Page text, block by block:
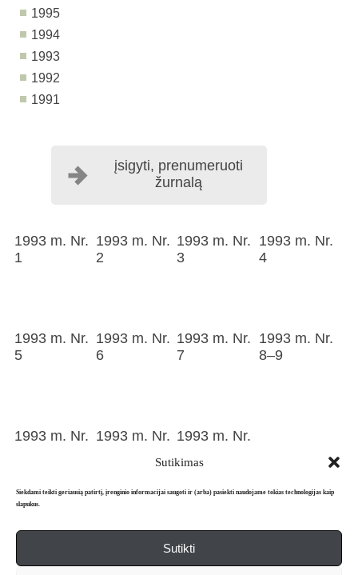
Sutikimas
Siekdami teikti geriausią patirtį, įrenginio informacijai saugoti ir (arba) pasiekti naudojame tokias technologijas kaip
slapukus.
Sutikti
1995
1994
1993
1992
1991
įsigyti, prenumeruoti
žurnalą
1993 m. Nr.
1
1993 m. Nr.
2
1993 m. Nr.
3
1993 m. Nr.
4
1993 m. Nr.
5
1993 m. Nr.
6
1993 m. Nr.
7
1993 m. Nr.
8–9
1993 m. Nr. 1993 m. Nr. 1993 m. Nr.